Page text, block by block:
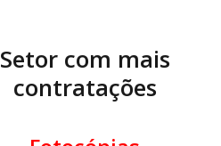
Setor com mais
contratações